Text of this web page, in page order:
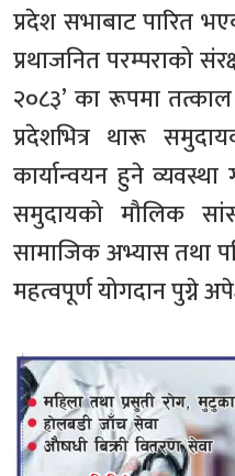
प्रदेश सभाबाट पारित
प्रथाजनित परम्पराको
२०८३’ का रूपमा
प्रदेशभित्र थारू
कार्यान्वयन हुने
समुदायको मौलिक
सामाजिक अभ्यास तथा
महत्वपूर्ण योगदान पुग्ने